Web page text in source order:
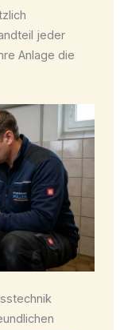
jeder
Anlage die